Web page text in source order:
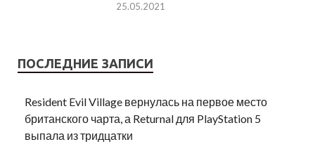
25.05.2021
ПОСЛЕДНИЕ ЗАПИСИ
Resident Evil Village вернулась на первое место
британского чарта, а Returnal для PlayStation 5
выпала из тридцатки